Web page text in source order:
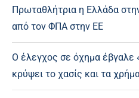
Πρωταθλήτρια η Ελλάδα
από τον ΦΠΑ στην ΕΕ
Ο έλεγχος σε όχημα έβγαλε
κρύψει το χασίς και τα